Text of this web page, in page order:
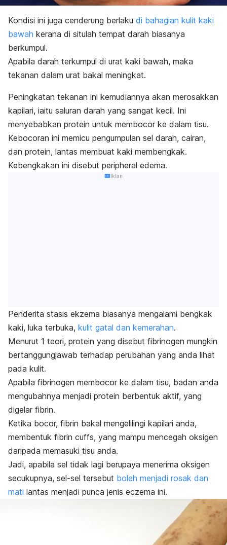
Kondisi ini juga cenderung berlaku di bahagian kulit kaki
bawah kerana di situlah tempat darah biasanya
berkumpul.
Apabila darah terkumpul di urat kaki bawah, maka
tekanan dalam urat bakal meningkat.
Peningkatan tekanan ini kemudiannya akan merosakkan
kapilari, iaitu saluran darah yang sangat kecil. Ini
menyebabkan protein untuk membocor ke dalam tisu.
Kebocoran ini memicu pengumpulan sel darah, cairan,
dan protein, lantas membuat kaki membengkak.
Kebengkakan ini disebut peripheral edema.
Iklan
Penderita stasis ekzema biasanya mengalami bengkak
kaki, luka terbuka, kulit gatal dan kemerahan.
Menurut 1 teori, protein yang disebut fibrinogen mungkin
bertanggungjawab terhadap perubahan yang anda lihat
pada kulit.
Apabila fibrinogen membocor ke dalam tisu, badan anda
mengubahnya menjadi protein berbentuk aktif, yang
digelar fibrin.
Ketika bocor, fibrin bakal mengelilingi kapilari anda,
membentuk fibrin cuffs, yang mampu mencegah oksigen
daripada memasuki tisu anda.
Jadi, apabila sel tidak lagi berupaya menerima oksigen
secukupnya, sel-sel tersebut boleh menjadi rosak dan
mati lantas menjadi punca jenis eczema ini.